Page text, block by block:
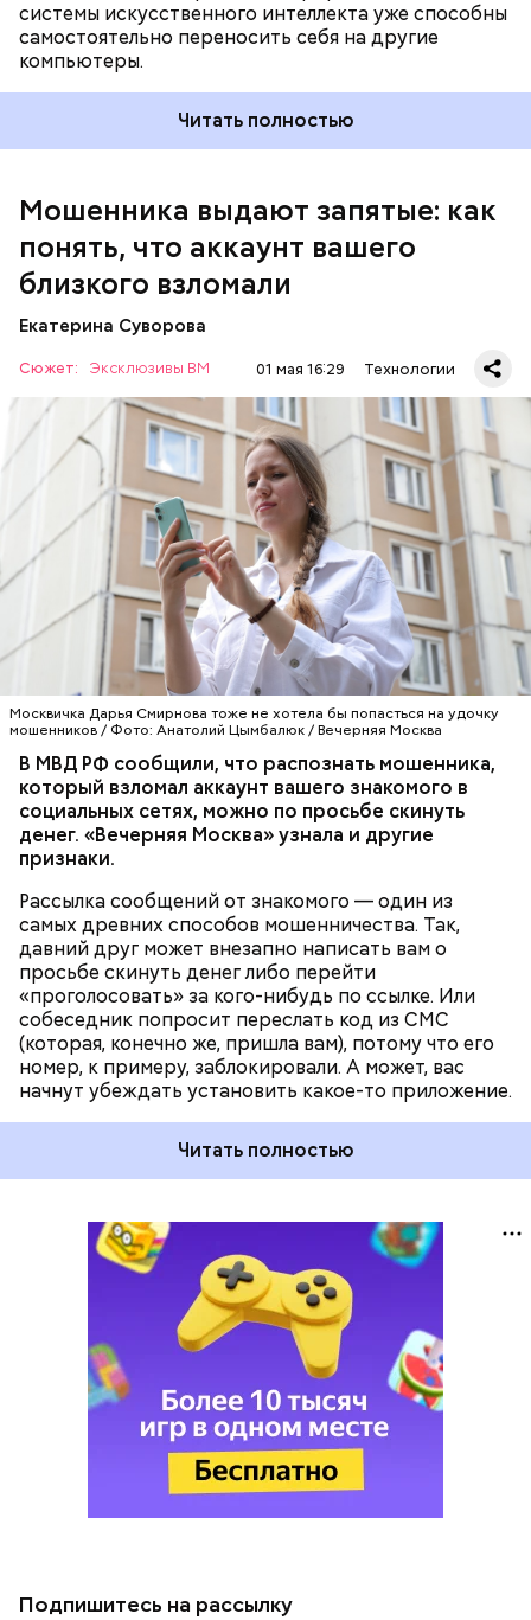
системы искусственного интеллекта уже способны
самостоятельно переносить себя на другие
компьютеры.
Читать полностью
Мошенника выдают запятые: как
понять, что аккаунт вашего
близкого взломали
Екатерина Суворова
Сюжет: Эксклюзивы ВМ 01 мая 16:29 Технологии
Москвичка Дарья Смирнова тоже не хотела бы попасться на удочку
мошенников / Фото: Анатолий Цымбалюк / Вечерняя Москва
В МВД РФ сообщили, что распознать мошенника,
который взломал аккаунт вашего знакомого в
социальных сетях, можно по просьбе скинуть
денег. «Вечерняя Москва» узнала и другие
признаки.
Рассылка сообщений от знакомого — один из
самых древних способов мошенничества. Так,
давний друг может внезапно написать вам о
просьбе скинуть денег либо перейти
«проголосовать» за кого-нибудь по ссылке. Или
собеседник попросит переслать код из СМС
(которая, конечно же, пришла вам), потому что его
номер, к примеру, заблокировали. А может, вас
начнут убеждать установить какое-то приложение.
— Если в переписке появляются новые реквизиты
(незнакомая карта, чужой номер или просьба
перевести третьему лицу), это признак того, что
учетная запись взломана, — говорится в
сообщении ведомства.
Как отмечает эксперт информационной
безопасности Федор Петрушенко, на то, что с вами
переписывается мошенник, могут указывать и
другие нюансы.
Читать полностью
БЕЗОПАСНОСТЬ
ЭКСПЕРТЫ
МОШЕННИЧЕСТВО
Подпишитесь на рассылку